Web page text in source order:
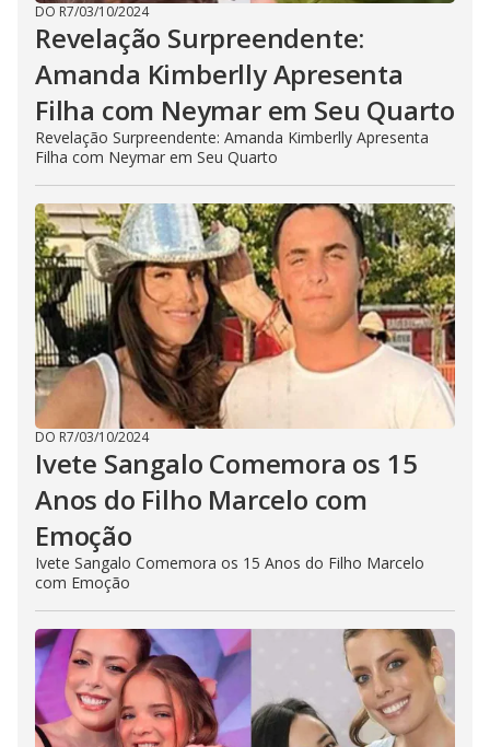
DO R7/03/10/2024
Revelação Surpreendente:
Amanda Kimberlly Apresenta
Filha com Neymar em Seu Quarto
Revelação Surpreendente: Amanda Kimberlly Apresenta
Filha com Neymar em Seu Quarto
DO R7/03/10/2024
Ivete Sangalo Comemora os 15
Anos do Filho Marcelo com
Emoção
Ivete Sangalo Comemora os 15 Anos do Filho Marcelo
com Emoção